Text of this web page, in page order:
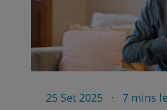
25 Set 2025 7 mins